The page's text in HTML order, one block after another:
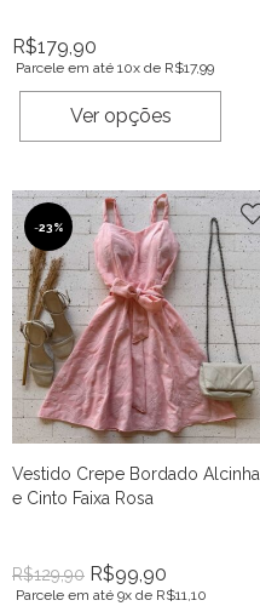
R$179,90
Parcele em até 10x de R$17,99
Ver opções
-23%
Vestido Crepe Bordado Alcinha
e Cinto Faixa Rosa
R$129,90 R$99,90
Parcele em até 9x de R$11,10